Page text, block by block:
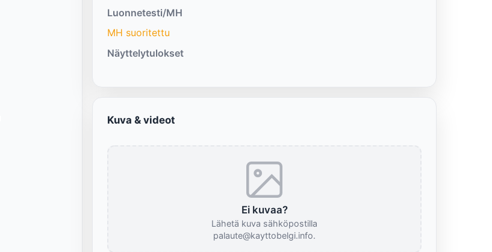
Luonnetesti/MH
MH suoritettu
Näyttelytulokset
Kuva & videot
Ei kuvaa?
Lähetä kuva sähköpostilla
palaute@kayttobelgi.info.